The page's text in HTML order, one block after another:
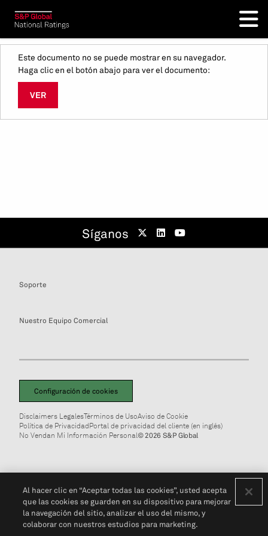
Este documento no se puede mostrar en su navegador.
Haga clic en el botón abajo para ver el documento:
VER
Síganos
Soporte
Nuestro Equipo Comercial
Configuración de cookies
Disclaimers LegalesTérminos de UsoAviso de Cookie
Política de PrivacidadPortal de privacidad del cliente (en inglés)
No Vendan Mi Información Personal© 2026 S&P Global
Al hacer clic en “Aceptar todas las cookies”, usted acepta
que las cookies se guarden en su dispositivo para mejorar
la navegación del sitio, analizar el uso del mismo, y
colaborar con nuestros estudios para marketing.